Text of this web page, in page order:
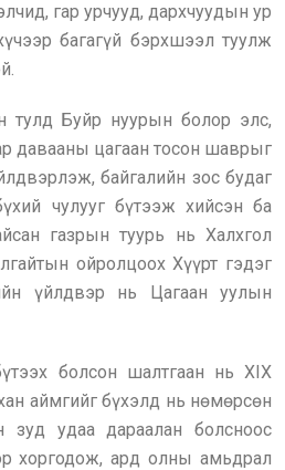
гар урчууд, дархчуудын ур
багагүй бэрхшээл туулж
тулд Буйр нуурын болор элс,
давааны цагаан тосон шаврыг
байгалийн зос будаг
чулууг бүтээж хийсэн ба
газрын туурь нь Халхгол
ойролцоох Хүүрт гэдэг
үйлдвэр нь Цагаан уулын
болсон шалтгаан нь XIX
аймгийг бүхэлд нь нөмөрсөн
зуд удаа дараалан болсноос
хоргодож, ард олны амьдрал